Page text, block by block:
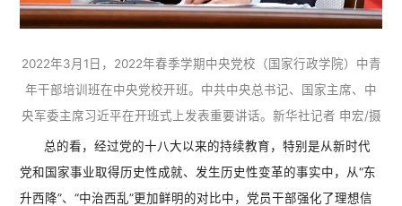
2022年3月1日，2022年春季学期中央党校（国家行政学院）中青
年干部培训班在中央党校开班。中共中央总书记、国家主席、中
央军委主席习近平在开班式上发表重要讲话。新华社记者 申宏/摄
总的看，经过党的十八大以来的持续教育，特别是从新时代
党和国家事业取得历史性成就、发生历史性变革的事实中，从“东
升西降”、“中治西乱”更加鲜明的对比中，党员干部强化了理想信